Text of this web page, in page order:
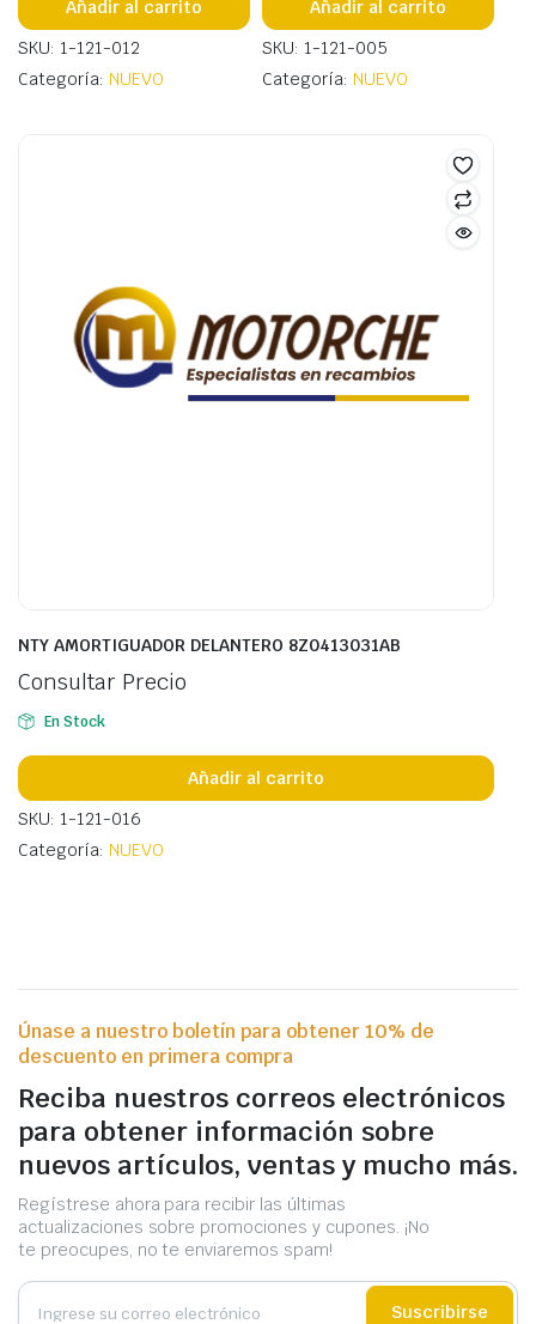
Añadir al carrito
SKU: 1-121-012
Categoría: NUEVO
Añadir al carrito
SKU: 1-121-005
Categoría: NUEVO
NTY AMORTIGUADOR DELANTERO 8Z0413031AB
Consultar Precio
En Stock
Añadir al carrito
SKU: 1-121-016
Categoría: NUEVO
Únase a nuestro boletín para obtener 10% de
descuento en primera compra
Reciba nuestros correos electrónicos
para obtener información sobre
nuevos artículos, ventas y mucho más.
Regístrese ahora para recibir las últimas
actualizaciones sobre promociones y cupones. ¡No
te preocupes, no te enviaremos spam!
Suscribirse